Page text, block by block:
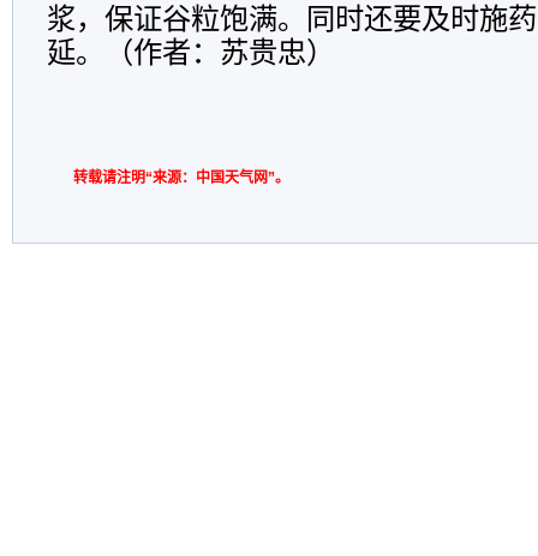
浆，保证谷粒饱满。同时还要及时施
延。（作者：苏贵忠）
转载请注明“来源：中国天气网”。